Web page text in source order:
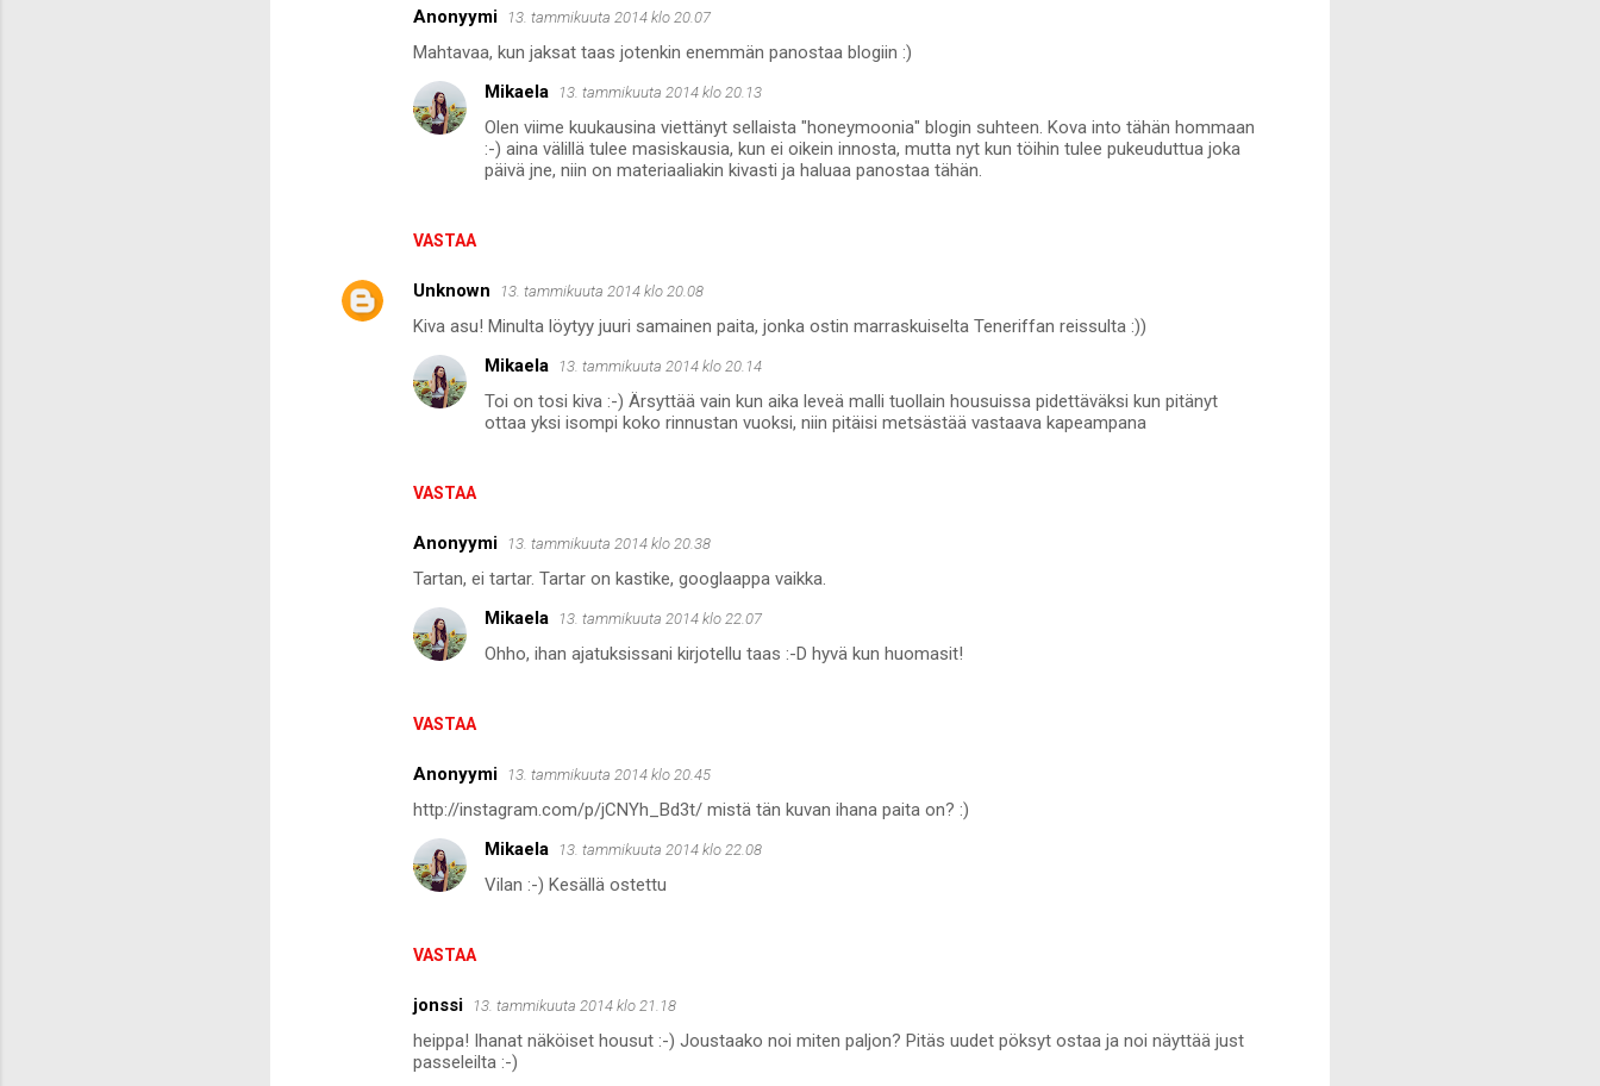
t
Anonyymi 13. tammikuuta 2014 klo 20.07
Mahtavaa, kun jaksat taas jotenkin enemmän panostaa blogiin :)
VASTAA
Mikaela 13. tammikuuta 2014 klo 20.13
Olen viime kuukausina viettänyt sellaista "honeymoonia" blogin suhteen. Kova into tähän hommaan
:-) aina välillä tulee masiskausia, kun ei oikein innosta, mutta nyt kun töihin tulee pukeuduttua joka
päivä jne, niin on materiaaliakin kivasti ja haluaa panostaa tähän.
Unknown 13. tammikuuta 2014 klo 20.08
Kiva asu! Minulta löytyy juuri samainen paita, jonka ostin marraskuiselta Teneriffan reissulta :))
VASTAA
Mikaela 13. tammikuuta 2014 klo 20.14
Toi on tosi kiva :-) Ärsyttää vain kun aika leveä malli tuollain housuissa pidettäväksi kun pitänyt
ottaa yksi isompi koko rinnustan vuoksi, niin pitäisi metsästää vastaava kapeampana
Anonyymi 13. tammikuuta 2014 klo 20.38
Tartan, ei tartar. Tartar on kastike, googlaappa vaikka.
VASTAA
Mikaela 13. tammikuuta 2014 klo 22.07
Ohho, ihan ajatuksissani kirjotellu taas :-D hyvä kun huomasit!
Anonyymi 13. tammikuuta 2014 klo 20.45
http://instagram.com/p/jCNYh_Bd3t/ mistä tän kuvan ihana paita on? :)
VASTAA
Mikaela 13. tammikuuta 2014 klo 22.08
Vilan :-) Kesällä ostettu
jonssi 13. tammikuuta 2014 klo 21.18
heippa! Ihanat näköiset housut :-) Joustaako noi miten paljon? Pitäs uudet pöksyt ostaa ja noi näyttää just
passeleilta :-)